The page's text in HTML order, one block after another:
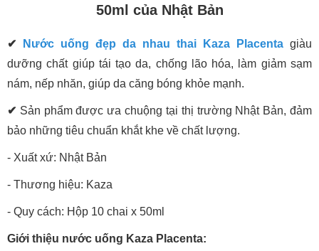
50ml của Nhật Bản
✔ Nước uống đẹp da nhau thai Kaza Placenta giàu
dưỡng chất giúp tái tạo da, chống lão hóa, làm giảm sạm
nám, nếp nhăn, giúp da căng bóng khỏe mạnh.
✔ Sản phẩm được ưa chuộng tại thị trường Nhật Bản, đảm
bảo những tiêu chuẩn khắt khe về chất lượng.
- Xuất xứ: Nhật Bản
- Thương hiệu: Kaza
- Quy cách: Hộp 10 chai x 50ml
Giới thiệu nước uống Kaza Placenta: